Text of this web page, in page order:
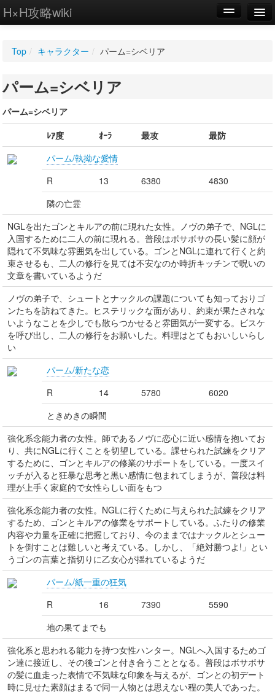
H×H攻略wiki
WIKI
設定
Top / キャラクター / パーム=シベリア
パーム=シベリア
パーム=シベリア
ﾚｱ度
ｵｰﾗ 最攻
最防
パーム/執拗な愛情
R
13 6380
4830
隣の亡霊
NGLを出たゴンとキルアの前に現れた女性。ノヴの弟子で、NGLに
入国するために二人の前に現れる。普段はボサボサの長い髪に顔が
隠れて不気味な雰囲気を出している。ゴンとNGLに連れて行くと約
束させるも、二人の修行を見ては不安なのか時折キッチンで呪いの
文章を書いているようだ
ノヴの弟子で、シュートとナックルの課題についても知っておりゴ
ンたちを訪ねてきた。ヒステリックな面があり、約束が果たされな
いようなことを少しでも散らつかせると雰囲気が一変する。ビスケ
を呼び出し、二人の修行をお願いした。料理はとてもおいしいらし
い
パーム/新たな恋
R
14 5780
6020
ときめきの瞬間
強化系念能力者の女性。師であるノヴに恋心に近い感情を抱いてお
り、共にNGLに行くことを切望している。課せられた試練をクリア
するために、ゴンとキルアの修業のサポートをしている。一度スイ
ッチが入ると狂暴な思考と黒い感情に包まれてしまうが、普段は料
理が上手く家庭的で女性らしい面をもつ
強化系念能力者の女性。NGLに行くために与えられた試練をクリア
するため、ゴンとキルアの修業をサポートしている。ふたりの修業
内容や力量を正確に把握しており、今のままではナックルとシュー
トを倒すことは難しいと考えている。しかし、「絶対勝つよ!」とい
うゴンの言葉と指切りに乙女心が揺れているようだ
パーム/紙一重の狂気
R
16 7390
5590
地の果てまでも
強化系と思われる能力を持つ女性ハンター。NGLへ入国するためゴ
ン達に接近し、その後ゴンと付き合うこととなる。普段はボサボサ
の髪に血走った表情で不気味な印象を与えるが、ゴンとの初デート
時に見せた素顔はまるで同一人物とは思えない程の美人であった。